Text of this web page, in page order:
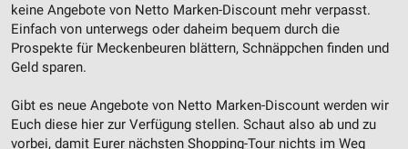
keine Angebote von Netto Marken-Discount mehr verpasst.
Einfach von unterwegs oder daheim bequem durch die
Prospekte für Meckenbeuren blättern, Schnäppchen finden und
Geld sparen.
Gibt es neue Angebote von Netto Marken-Discount werden wir
Euch diese hier zur Verfügung stellen. Schaut also ab und zu
vorbei, damit Eurer nächsten Shopping-Tour nichts im Weg